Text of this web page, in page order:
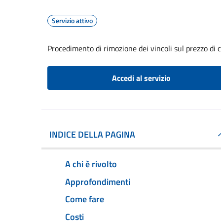
Servizio attivo
Procedimento di rimozione dei vincoli sul prezzo di
Accedi al servizio
INDICE DELLA PAGINA
A chi è rivolto
Approfondimenti
Come fare
Costi